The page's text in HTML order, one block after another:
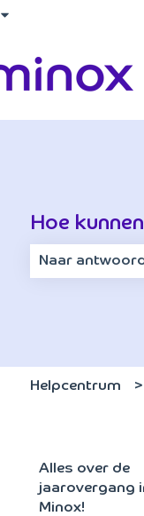
Submenu tonen
Hoe
Helpcentrum
Alles over de
jaarovergang
Minox!